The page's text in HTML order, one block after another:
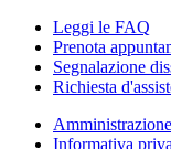
Leggi le FAQ
Prenota
Segnalazione
Richiesta
Informativa